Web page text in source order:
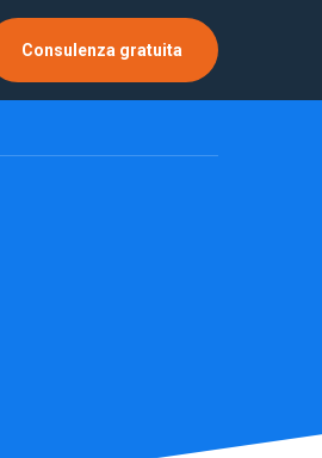
Consulenza gratuita